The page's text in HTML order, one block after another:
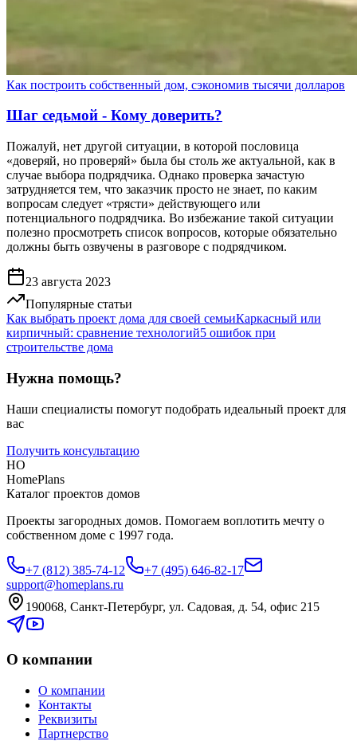
Как построить собственный дом, сэкономив тысячи долларов
Шаг седьмой - Кому доверить?
Пожалуй, нет другой ситуации, в которой пословица
«доверяй, но проверяй» была бы столь же актуальной, как в
случае выбора подрядчика. Однако проверка зачастую
затрудняется тем, что заказчик просто не знает, по каким
вопросам следует «трясти» действующего или
потенциального подрядчика. Во избежание такой ситуации
полезно просмотреть список вопросов, которые обязательно
должны быть озвучены в разговоре с подрядчиком.
23 августа 2023
Популярные статьи
Как выбрать проект дома для своей семьиКаркасный или
кирпичный: сравнение технологий5 ошибок при
строительстве дома
Нужна помощь?
Наши специалисты помогут подобрать идеальный проект для
вас
Получить консультацию
HO
HomePlans
Каталог проектов домов
Проекты загородных домов. Помогаем воплотить мечту о
собственном доме с 1997 года.
+7 (812) 385-74-12
+7 (495) 646-82-17
support@homeplans.ru
190068, Санкт-Петербург, ул. Садовая, д. 54, офис 215
О компании
О компании
Контакты
Реквизиты
Партнерство